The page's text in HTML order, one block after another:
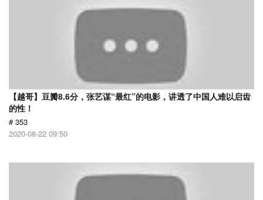
【越哥】豆瓣8.6分，张艺谋“最红”的电影，讲透了中国人难以启齿
的性！
# 353
2020-08-22 09:50